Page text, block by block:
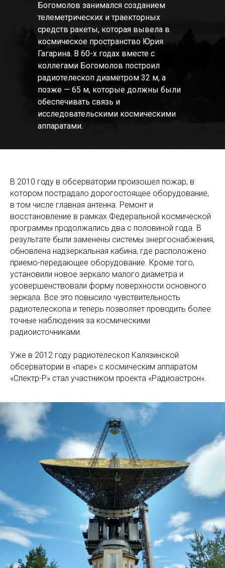
Богомолов занимался созданием
телеметрических и траекторных
средств ракеты, которая вывела в
космическое пространство Юрия
Гагарина. В 60-х годах вместе с
коллегами Богомолов построил
радиотелескоп диаметром 32 м, а
позже — 65 м, которые должны были
обеспечивать связь и
исследовательскими космическими
аппаратами.
В 2010 году в обсерватории произошел пожар, в
котором пострадало дорогостоящее оборудование,
в том числе главная антенна. Ремонт и
восстановление в рамках Федеральной космической
программы продолжались два с половиной года. В
результате были заменены системы энергоснабжения,
обновлена надзеркальная кабина, где расположено
приемо-передающее оборудование. Кроме того,
установили новое зеркало малого диаметра и
усовершенствовали форму поверхности основного
зеркала. Все это повысило чувствительность
радиотелескопа и теперь позволяет проводить более
точные наблюдения за космическими
радиоисточниками.
Уже в 2012 году радиотелескоп Калязинской
обсерватории в «паре» с космическим аппаратом
«Спектр-Р» стал участником проекта «Радиоастрон».